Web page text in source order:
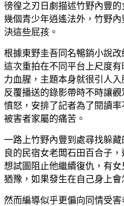
徬徨之刃日劇描述竹野內豐
幾個青少年逍遙法外，竹野
決這些屁孩。
根據東野圭吾同名暢銷小說改
這次重拍在不同平台上尺度
力血腥，主題本身就很引人
反覆播送的錄影帶時不時讓
憤怒，安排了記者為了閱讀
被害者家屬的痛苦。
一路上竹野內豐到處尋找躲
良的民宿女老闆石田百合子
想試圖阻止他繼續復仇，有
猶豫，如果發生在自己身上會
然而編導似乎更偏向同情受